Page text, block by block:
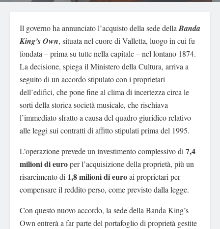
Il governo ha annunciato l’acquisto della sede della Banda
King’s Own, situata nel cuore di Valletta, luogo in cui fu
fondata – prima su tutte nella capitale – nel lontano 1874.
La decisione, spiega il Ministero della Cultura, arriva a
seguito di un accordo stipulato con i proprietari
dell’edifici, che pone fine al clima di incertezza circa le
sorti della storica società musicale, che rischiava
l’immediato sfratto a causa del quadro giuridico relativo
alle leggi sui contratti di affitto stipulati prima del 1995.
L’operazione prevede un investimento complessivo di 7,4
milioni di europer l’acquisizione della proprietà, più un
risarcimento di 1,8 milioni di euroai proprietari per
compensare il reddito perso, come previsto dalla legge.
Con questo nuovo accordo, la sede della Banda King’s
Own entrerà a far parte del portafoglio di proprietà gestite